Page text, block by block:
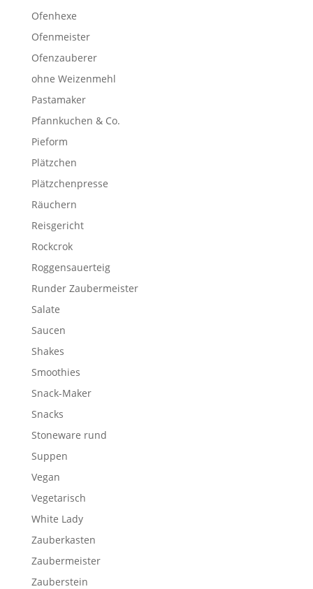
Ofenhexe
Ofenmeister
Ofenzauberer
ohne Weizenmehl
Pastamaker
Pfannkuchen & Co.
Pieform
Plätzchen
Plätzchenpresse
Räuchern
Reisgericht
Rockcrok
Roggensauerteig
Runder Zaubermeister
Salate
Saucen
Shakes
Smoothies
Snack-Maker
Snacks
Stoneware rund
Suppen
Vegan
Vegetarisch
White Lady
Zauberkasten
Zaubermeister
Zauberstein